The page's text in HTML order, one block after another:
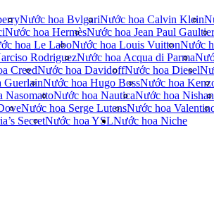
Nước hoa BvlgariNước hoa Calvin Klein
Nước hoa HermèsNước hoa Jean Paul Gaultier
hoa Le LaboNước hoa Louis VuittonNước
RodriguezNước hoa Acqua di Parma
CreedNước hoa DavidoffNước hoa Diesel
GuerlainNước hoa Hugo BossNước hoa
NasomattoNước hoa NauticaNước hoa
Nước hoa Serge LutensNước hoa
SecretNước hoa YSLNước hoa Niche